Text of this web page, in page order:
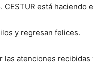
CESTUR está haciendo
y regresan felices.
las atenciones